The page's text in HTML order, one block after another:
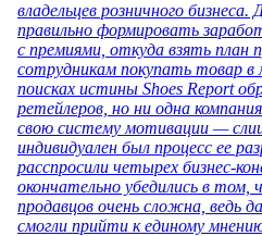
владельцев розничного
правильно формировать
с премиями, откуда взять план
сотрудникам покупать товар в
поисках истины Shoes Report
ретейлеров, но ни одна
свою систему мотивации —
индивидуален был процесс ее
расспросили четырех бизнес-
окончательно убедились в
продавцов очень сложна, ведь
смогли прийти к единому